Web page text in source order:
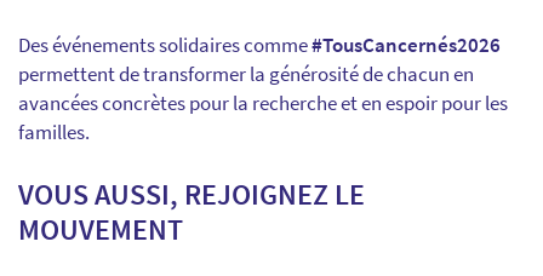
Des événements solidaires comme#TousCancernés2026
permettent de transformer la générosité de chacun en
avancées concrètes pour la recherche et en espoir pour les
familles.
VOUS AUSSI, REJOIGNEZ LE
MOUVEMENT